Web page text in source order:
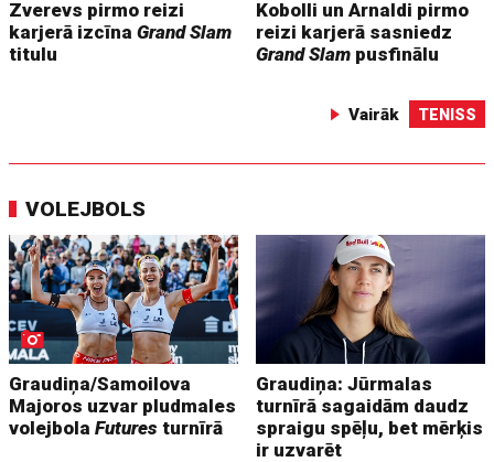
Zverevs pirmo reizi
karjerā izcīnaGrand Slam
titulu
Kobolli un Arnaldi pirmo
reizi karjerā sasniedz
Grand Slam pusfinālu
Vairāk TENISS
VOLEJBOLS
Graudiņa/Samoilova
Majoros uzvar pludmales
volejbolaFutures turnīrā
Graudiņa: Jūrmalas
turnīrā sagaidām daudz
spraigu spēļu, bet mērķis
ir uzvarēt